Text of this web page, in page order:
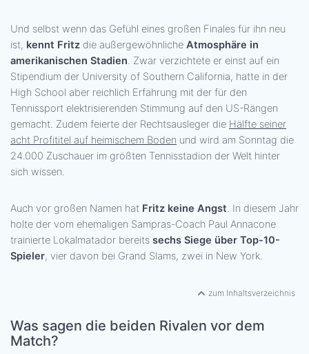
Und selbst wenn das Gefühl eines großen Finales für ihn neu
ist, kennt Fritz die außergewöhnliche Atmosphäre in
amerikanischen Stadien. Zwar verzichtete er einst auf ein
Stipendium der University of Southern California, hatte in der
High School aber reichlich Erfahrung mit der für den
Tennissport elektrisierenden Stimmung auf den US-Rängen
gemacht. Zudem feierte der Rechtsausleger die Hälfte seiner
acht Profititel auf heimischem Boden und wird am Sonntag die
24.000 Zuschauer im größten Tennisstadion der Welt hinter
sich wissen.
Auch vor großen Namen hat Fritz keine Angst. In diesem Jahr
holte der vom ehemaligen Sampras-Coach Paul Annacone
trainierte Lokalmatador bereits sechs Siege über Top-10-
Spieler, vier davon bei Grand Slams, zwei in New York.
zum Inhaltsverzeichnis
Was sagen die beiden Rivalen vor dem
Match?